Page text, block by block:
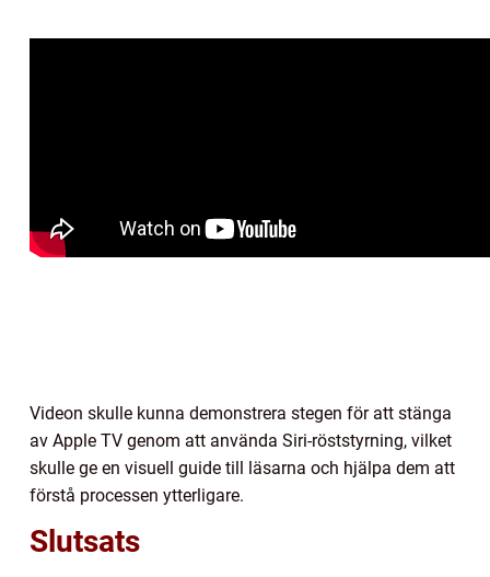
Videon skulle kunna demonstrera stegen för att stänga
av Apple TV genom att använda Siri-röststyrning, vilket
skulle ge en visuell guide till läsarna och hjälpa dem att
förstå processen ytterligare.
Slutsats